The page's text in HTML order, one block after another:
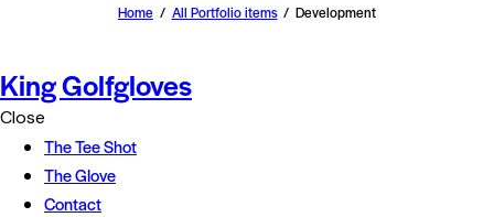
Home All Portfolio items Development
King Golfgloves
Close
The Tee Shot
The Glove
Contact
BY GOLFERS